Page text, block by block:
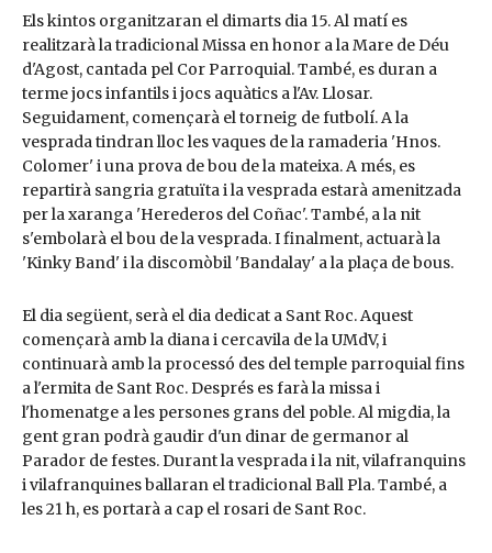
Els kintos organitzaran el dimarts dia 15. Al matí es
realitzarà la tradicional Missa en honor a la Mare de Déu
d'Agost, cantada pel Cor Parroquial. També, es duran a
terme jocs infantils i jocs aquàtics a l'Av. Llosar.
Seguidament, començarà el torneig de futbolí. A la
vesprada tindran lloc les vaques de la ramaderia 'Hnos.
Colomer' i una prova de bou de la mateixa. A més, es
repartirà sangria gratuïta i la vesprada estarà amenitzada
per la xaranga 'Herederos del Coñac'. També, a la nit
s'embolarà el bou de la vesprada. I finalment, actuarà la
'Kinky Band' i la discomòbil 'Bandalay' a la plaça de bous.
El dia següent, serà el dia dedicat a Sant Roc. Aquest
començarà amb la diana i cercavila de la UMdV, i
continuarà amb la processó des del temple parroquial fins
a l'ermita de Sant Roc. Després es farà la missa i
l'homenatge a les persones grans del poble. Al migdia, la
gent gran podrà gaudir d'un dinar de germanor al
Parador de festes. Durant la vesprada i la nit, vilafranquins
i vilafranquines ballaran el tradicional Ball Pla. També, a
les 21 h, es portarà a cap el rosari de Sant Roc.